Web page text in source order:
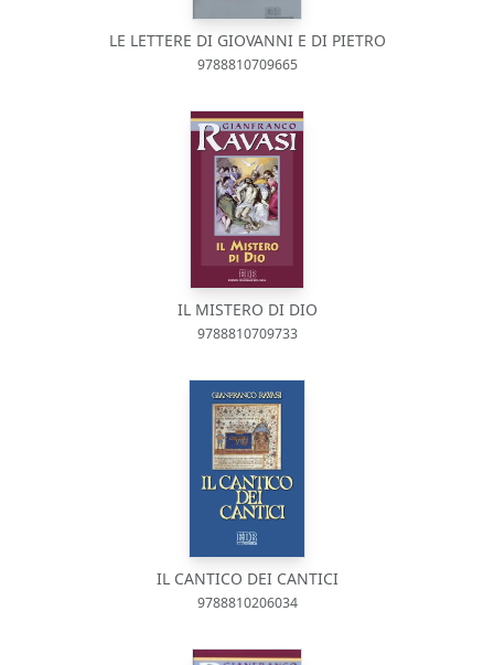
LE LETTERE DI GIOVANNI E DI PIETRO
9788810709665
IL MISTERO DI DIO
9788810709733
IL CANTICO DEI CANTICI
9788810206034